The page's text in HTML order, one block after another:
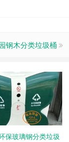
钢木分类垃圾桶
保玻璃钢分类垃圾